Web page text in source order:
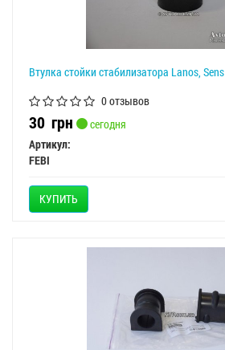
Втулка стойки стабилизатора Lanos,
0 отзывов
30 грн
сегодня
Артикул:
FEBI
КУПИТЬ